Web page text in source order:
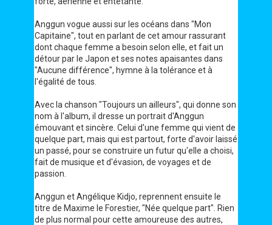
Anggun vogue aussi sur les océans dans "Mon
Capitaine", tout en parlant de cet amour rassurant
dont chaque femme a besoin selon elle, et fait un
détour par le Japon et ses notes apaisantes dans
"Aucune différence", hymne à la tolérance et à
l'égalité de tous.
Avec la chanson "Toujours un ailleurs", qui donne son
nom à l'album, il dresse un portrait d'Anggun
émouvant et sincère. Celui d'une femme qui vient de
quelque part, mais qui est partout, forte d'avoir laissé
un passé, pour se construire un futur qu'elle a choisi,
fait de musique et d'évasion, de voyages et de
passion.
Anggun et Angélique Kidjo, reprennent ensuite le
titre de Maxime le Forestier, "Née quelque part". Rien
de plus normal pour cette amoureuse des autres,